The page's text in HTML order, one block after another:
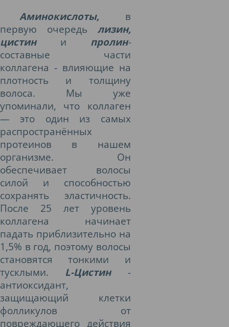
Аминокислоты, в
первую очередь лизин,
цистини пролин-
составные части
коллагена - влияющие на
плотность и толщину
волоса. Мы уже
упоминали, что коллаген
— это один из самых
распространённых
протеинов в нашем
организме. Он
обеспечивает волосы
силой и способностью
сохранять эластичность.
После 25 лет уровень
коллагена начинает
падать приблизительно на
1,5% в год, поэтому волосы
становятся тонкими и
тусклыми. L-Цистин-
антиоксидант,
защищающий клетки
фолликулов от
повреждающего действия